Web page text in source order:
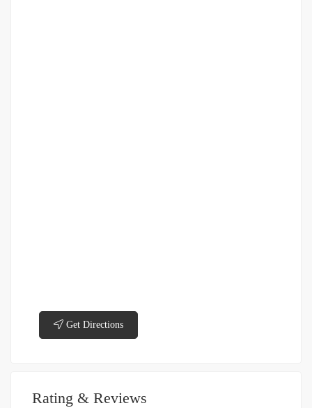
Get Directions
Rating & Reviews